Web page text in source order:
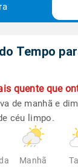
Tempo
quente que
de manhã e
céu limpo.
Manhã